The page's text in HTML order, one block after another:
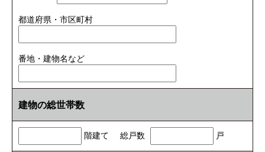
都道府県・市区町村
番地・建物名など
建物の総世帯数
階建て 総戸数 戸